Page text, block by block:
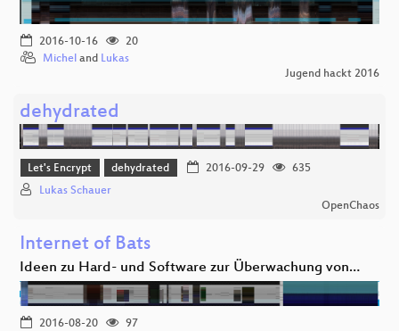
2016-10-16
20
Michel and Lukas
Jugend hackt 2016
dehydrated
Let's Encrypt dehydrated 2016-09-29
635
Lukas Schauer
OpenChaos
Internet of Bats
Ideen zu Hard- und Software zur Überwachung von…
2016-08-20
97